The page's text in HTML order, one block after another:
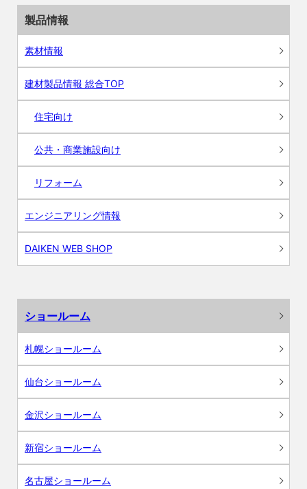
製品情報
素材情報
建材製品情報 総合TOP
住宅向け
公共・商業施設向け
リフォーム
エンジニアリング情報
DAIKEN WEB SHOP
ショールーム
札幌ショールーム
仙台ショールーム
金沢ショールーム
新宿ショールーム
名古屋ショールーム